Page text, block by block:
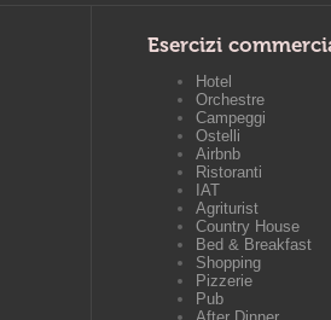
Esercizi
Hotel
Orchestre
Campeggi
Ostelli
Airbnb
Ristoranti
IAT
Agriturist
Country House
Bed & Breakfast
Shopping
Pizzerie
Pub